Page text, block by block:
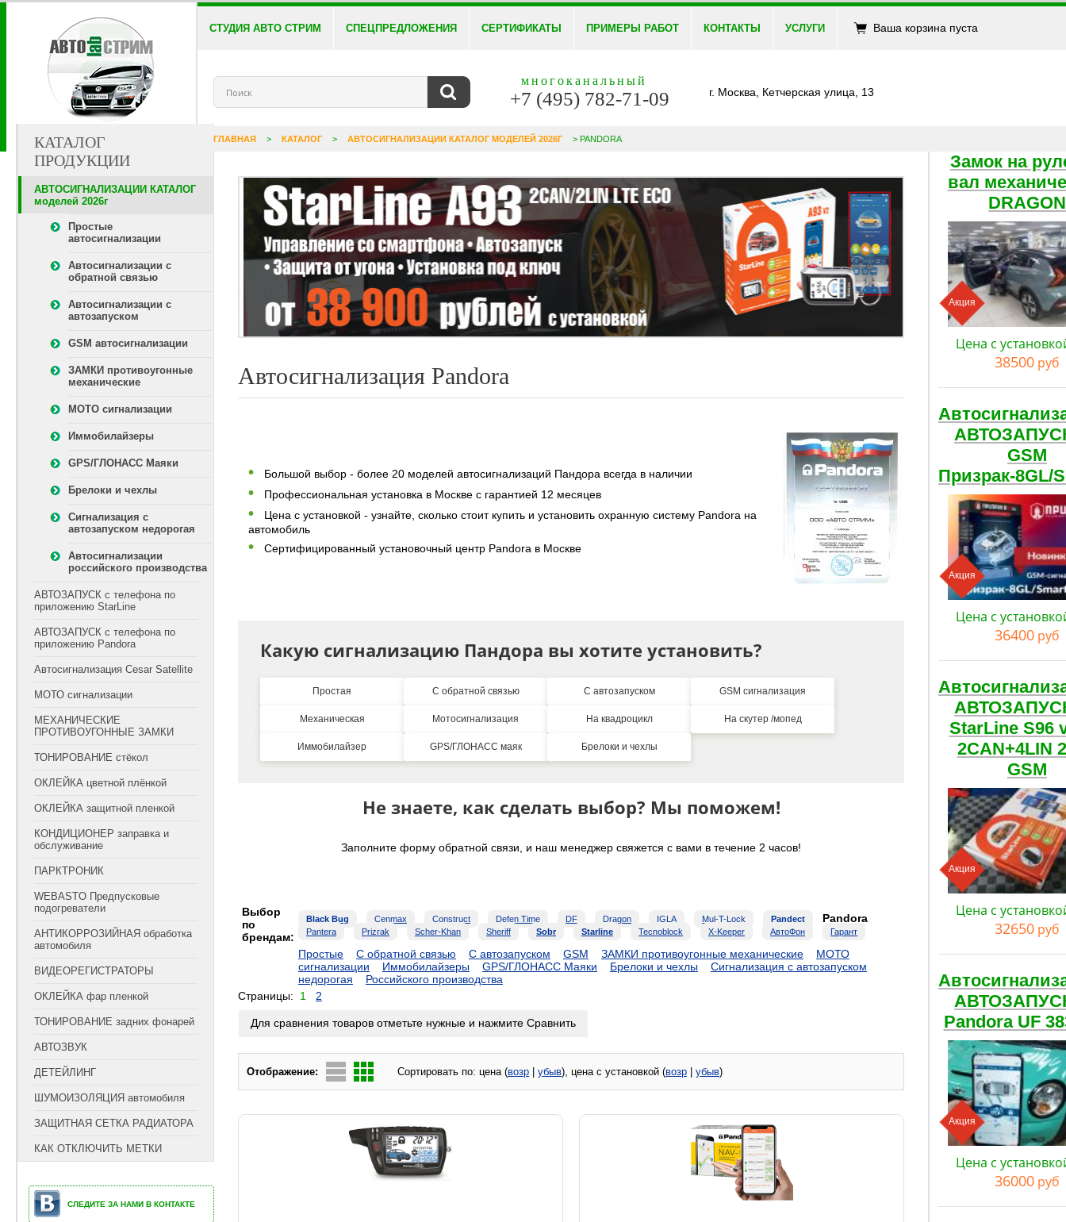
СТУДИЯ АВТО СТРИМ СПЕЦПРЕДЛОЖЕНИЯ СЕРТИФИКАТЫ ПРИМЕРЫ РАБОТ КОНТАКТЫ УСЛУГИ Ваша корзина пуста
многоканальный
+7 (495) 782-71-09 г. Москва, Кетчерская улица, 13
ГЛАВНАЯ > КАТАЛОГ > АВТОСИГНАЛИЗАЦИИ КАТАЛОГ МОДЕЛЕЙ 2026Г > PANDORA
КАТАЛОГ
ПРОДУКЦИИ
АВТОСИГНАЛИЗАЦИИ КАТАЛОГ
моделей 2026г
Простые
автосигнализации
Автосигнализации с
обратной связью
Автосигнализации с
автозапуском
GSM автосигнализации
ЗАМКИ противоугонные
механические
МОТО сигнализации
Иммобилайзеры
GPS/ГЛОНАСС Маяки
Брелоки и чехлы
Сигнализация с
автозапуском недорогая
Автосигнализации
российского производства
АВТОЗАПУСК с телефона по
приложению StarLine
АВТОЗАПУСК с телефона по
приложению Pandora
Автосигнализация Cesar Satellite
МОТО сигнализации
МЕХАНИЧЕСКИЕ
ПРОТИВОУГОННЫЕ ЗАМКИ
ТОНИРОВАНИЕ стёкол
ОКЛЕЙКА цветной плёнкой
ОКЛЕЙКА защитной пленкой
КОНДИЦИОНЕР заправка и
обслуживание
ПАРКТРОНИК
WEBASTO Предпусковые
подогреватели
АНТИКОРРОЗИЙНАЯ обработка
автомобиля
ВИДЕОРЕГИСТРАТОРЫ
ОКЛЕЙКА фар пленкой
ТОНИРОВАНИЕ задних фонарей
АВТОЗВУК
ДЕТЕЙЛИНГ
ШУМОИЗОЛЯЦИЯ автомобиля
ЗАЩИТНАЯ СЕТКА РАДИАТОРА
КАК ОТКЛЮЧИТЬ МЕТКИ
СЛЕДИТЕ ЗА НАМИ В КОНТАКТЕ
Автосигнализация Pandora
Большой выбор - более 20 моделей автосигнализаций Пандора всегда в наличии
Профессиональная установка в Москве с гарантией 12 месяцев
Цена с установкой - узнайте, сколько стоит купить и установить охранную систему Pandora на
автомобиль
Сертифицированный установочный центр Pandora в Москве
Какую сигнализацию Пандора вы хотите установить?
Простая С обратной связью С автозапуском GSM сигнализация
Механическая Мотосигнализация На квадроцикл На скутер /мопед
Иммобилайзер GPS/ГЛОНАСС маяк Брелоки и чехлы
Не знаете, как сделать выбор? Мы поможем!
Заполните форму обратной связи, и наш менеджер свяжется с вами в течение 2 часов!
Выбор
по
брендам:
Black Bug Cenmax Construct Defen Time DF Dragon IGLA Mul-T-Lock Pandect Pandora
Pantera Prizrak Scher-Khan Sheriff Sobr Starline Tecnoblock X-Keeper АвтоФон Гарант
Простые С обратной связью С автозапуском GSM ЗАМКИ противоугонные механические
МОТО
сигнализации
Иммобилайзеры GPS/ГЛОНАСС Маяки Брелоки и чехлы
Сигнализация с автозапуском
недорогая
Российского производства
Страницы: 1 2
Для сравнения товаров отметьте нужные и нажмите Сравнить
Отображение: Сортировать по: цена (возр убыв), цена с установкой (возр убыв)
Замок на
вал
DRAGON
Акция
Цена с
38500 руб
GSM
Призрак-8GL/
Акция
Цена с
36400 руб
StarLine S96
2CAN+4LIN
GSM
Акция
Цена с
32650 руб
Pandora UF
Акция
Цена с
36000 руб